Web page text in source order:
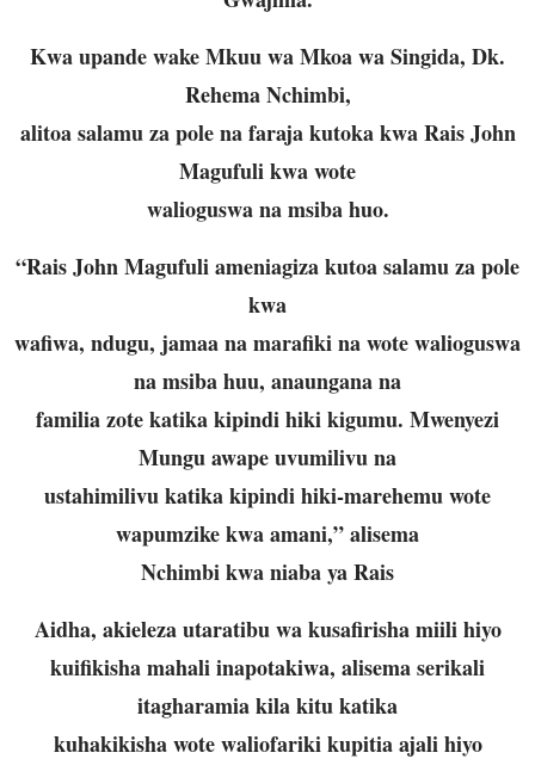
Kwa upande wake Mkuu wa Mkoa wa Singida, Dk.
Rehema Nchimbi,
alitoa salamu za pole na faraja kutoka kwa Rais John
Magufuli kwa wote
walioguswa na msiba huo.
“Rais John Magufuli ameniagiza kutoa salamu za pole
kwa
wafiwa, ndugu, jamaa na marafiki na wote walioguswa
na msiba huu, anaungana na
familia zote katika kipindi hiki kigumu. Mwenyezi
Mungu awape uvumilivu na
ustahimilivu katika kipindi hiki-marehemu wote
wapumzike kwa amani,” alisema
Nchimbi kwa niaba ya Rais
Aidha, akieleza utaratibu wa kusafirisha miili hiyo
kuifikisha mahali inapotakiwa, alisema serikali
itagharamia kila kitu katika
kuhakikisha wote waliofariki kupitia ajali hiyo